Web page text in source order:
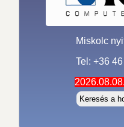
Miskolc
Tel: +36